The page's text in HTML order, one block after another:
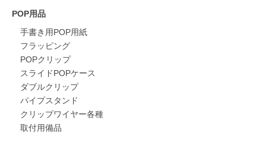
POP用品
手書き用POP用紙
フラッピング
POPクリップ
スライドPOPケース
ダブルクリップ
パイプスタンド
クリップワイヤー各種
取付用備品